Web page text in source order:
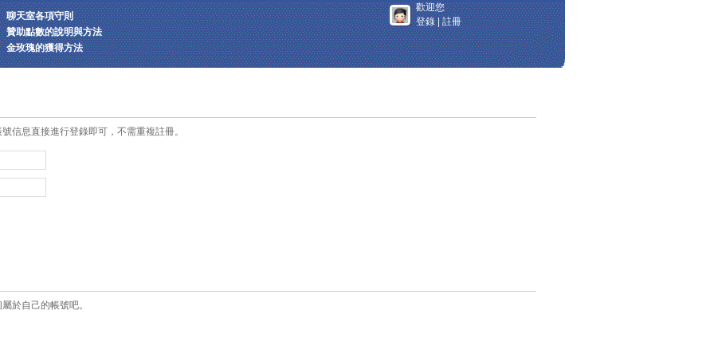
聊天室各項守則
贊助點數的說明與方法
金玫瑰的獲得方法
歡迎您
登錄|註冊
信息直接進行登錄即可，不需重複註冊。
於自己的帳號吧。